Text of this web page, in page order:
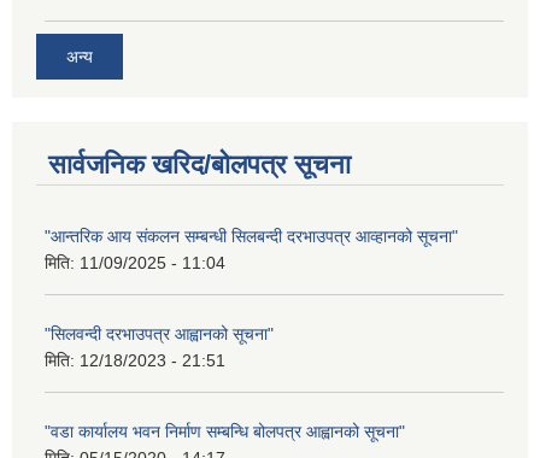
अन्य
सार्वजनिक खरिद/बोलपत्र सूचना
"आन्तरिक आय संकलन सम्बन्धी सिलबन्दी दरभाउपत्र आव्हानको सूचना"
मिति: 11/09/2025 - 11:04
"सिलवन्दी दरभाउपत्र आह्वानको सूचना"
मिति: 12/18/2023 - 21:51
"वडा कार्यालय भवन निर्माण सम्बन्धि बोलपत्र आह्वानको सूचना"